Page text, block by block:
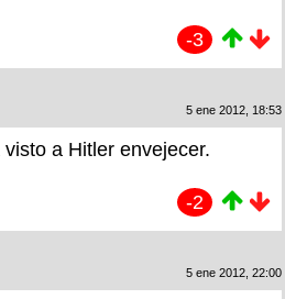
-3
5 ene 2012, 18:53
a Hitler envejecer.
-2
5 ene 2012, 22:00